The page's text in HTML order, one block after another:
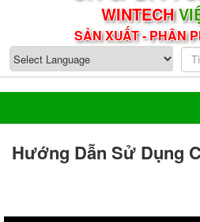
WINTECH
SẢN XUẤT - PHÂN
Hướng Dẫn Sử Dụng